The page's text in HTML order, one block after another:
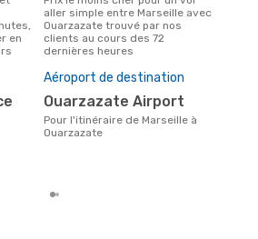
en
aller simple entre Marseille avec
Ouarzazate trouvé par nos
clients au cours des 72
dernières heures
Aéroport de destination
Ouarzazate Airport
Pour l'itinéraire de Marseille à
Ouarzazate